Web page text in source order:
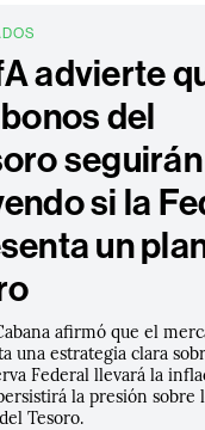
advierte
del
seguirán
si la
un
afirmó que el
una estrategia clara
Federal llevará la
la presión sobre
Tesoro.